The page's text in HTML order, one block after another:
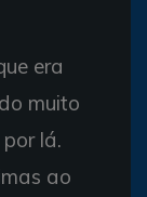
era
muito
lá.
ao